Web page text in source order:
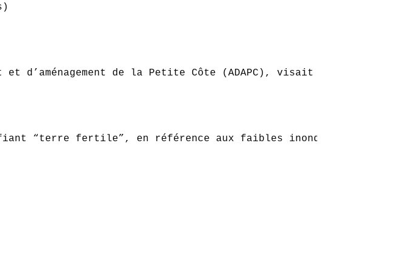
et d’aménagement de la Petite Côte (ADAPC), visait à
“terre fertile”, en référence aux faibles inondations